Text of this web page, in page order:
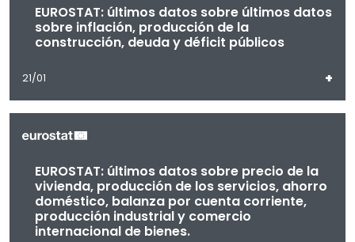
EUROSTAT: últimos datos sobre últimos datos
sobre inflación, producción de la
construcción, deuda y déficit públicos
21/01 +
EUROSTAT: últimos datos sobre precio de la
vivienda, producción de los servicios, ahorro
doméstico, balanza por cuenta corriente,
producción industrial y comercio
internacional de bienes.